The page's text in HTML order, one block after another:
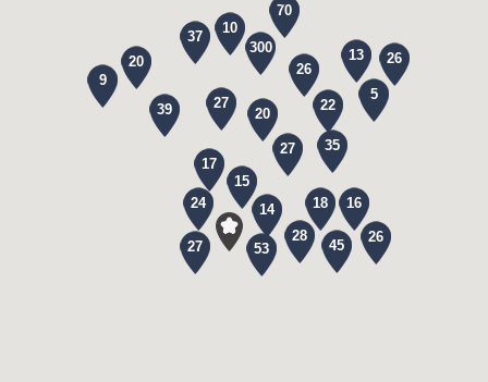
35
70
27
16
26
26
53
14
45
37
17
20
15
22
300
20
18
9
24
28
27
39
13
27
26
10
5